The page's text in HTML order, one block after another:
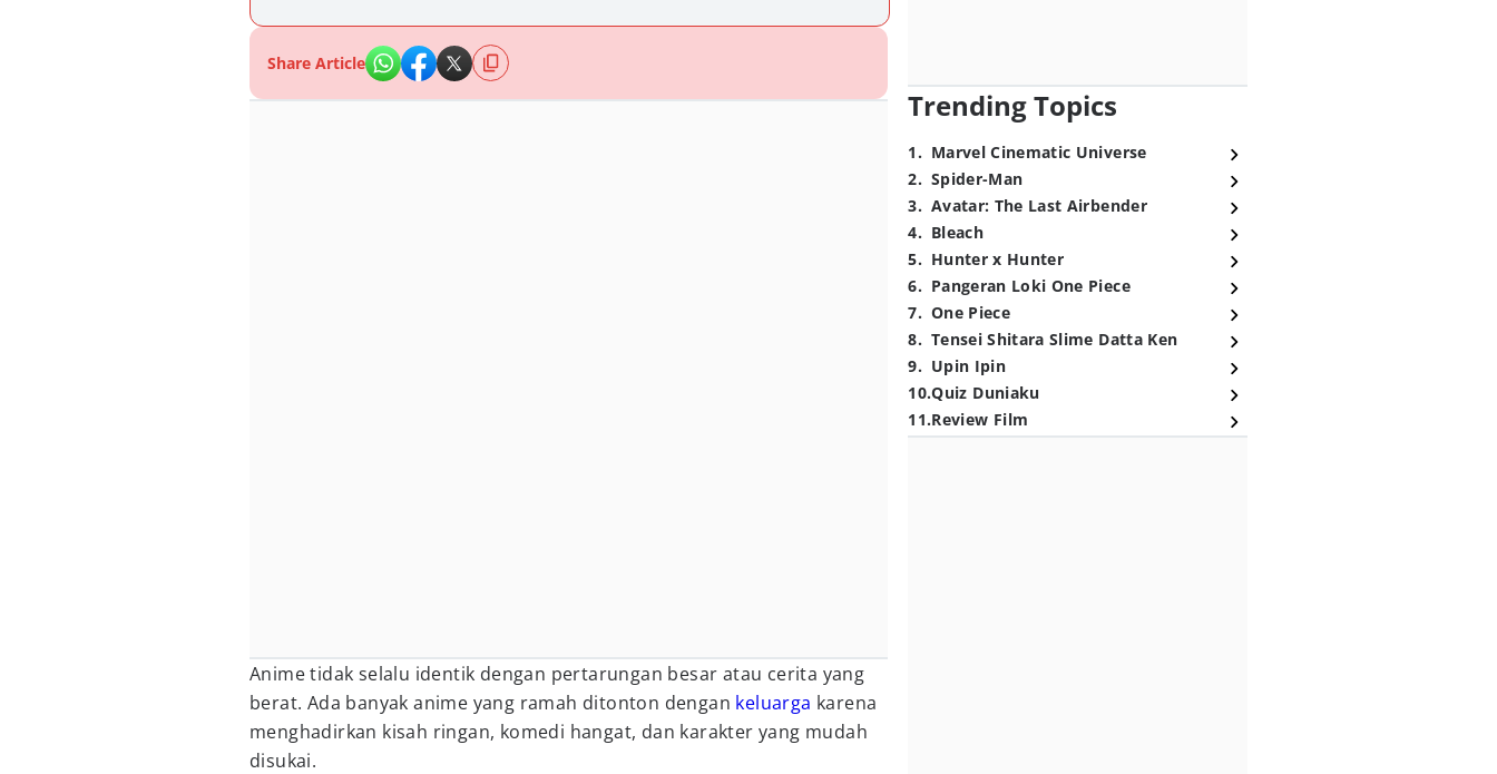
Share Article
Anime tidak selalu identik dengan pertarungan besar atau cerita yang
berat. Ada banyak anime yang ramah ditonton dengan keluarga karena
menghadirkan kisah ringan, komedi hangat, dan karakter yang mudah
disukai.
Trending Topics
1. Marvel Cinematic Universe
2. Spider-Man
3. Avatar: The Last Airbender
4. Bleach
5. Hunter x Hunter
6. Pangeran Loki One Piece
7. One Piece
8. Tensei Shitara Slime Datta Ken
9. Upin Ipin
10.Quiz Duniaku
11.Review Film